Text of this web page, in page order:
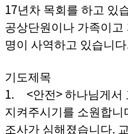
17년차 목회를 하고 있
공상단원이나 가족이고
명이 사역하고 있습니다
기도제목
1. <안전> 하나님게서
지켜주시기를 소원합니
조사가 심해졌습니다.